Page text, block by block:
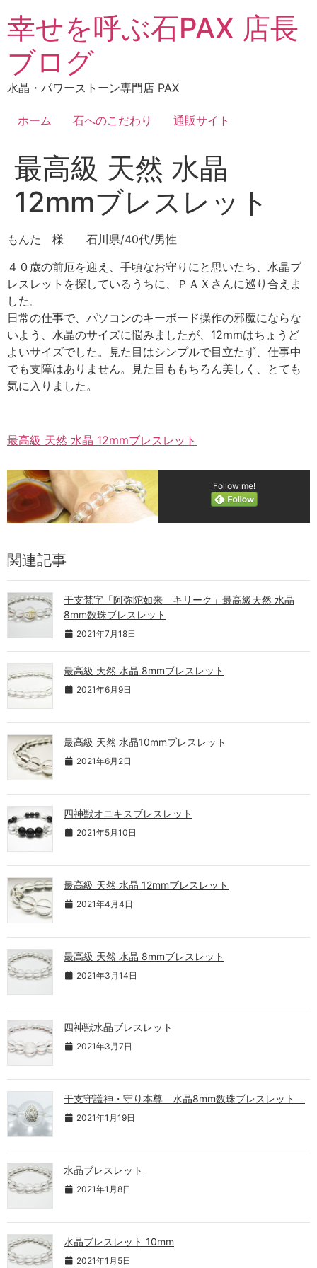
ン
ン
に
幸せを呼ぶ石PAX 店長
ブログ
水晶・パワーストーン専門店 PAX
ホーム 石へのこだわり 通販サイト
最高級 天然 水晶
12mmブレスレット
もんた 様 石川県/40代/男性
４０歳の前厄を迎え、手頃なお守りにと思いたち、水晶ブ
レスレットを探しているうちに、ＰＡＸさんに巡り合えま
した。
日常の仕事で、パソコンのキーボード操作の邪魔にならな
いよう、水晶のサイズに悩みましたが、12mmはちょうど
よいサイズでした。見た目はシンプルで目立たず、仕事中
でも支障はありません。見た目ももちろん美しく、とても
気に入りました。
最高級 天然 水晶 12mmブレスレット
Follow me!
関連記事
干支梵字「阿弥陀如来 キリーク」最高級天然 水晶
8mm数珠ブレスレット
2021年7月18日
最高級 天然 水晶 8mmブレスレット
2021年6月9日
最高級 天然 水晶10mmブレスレット
2021年6月2日
四神獣オニキスブレスレット
2021年5月10日
最高級 天然 水晶 12mmブレスレット
2021年4月4日
最高級 天然 水晶 8mmブレスレット
2021年3月14日
四神獣水晶ブレスレット
2021年3月7日
干支守護神・守り本尊 水晶8mm数珠ブレスレット
2021年1月19日
水晶ブレスレット
2021年1月8日
水晶ブレスレット 10mm
2021年1月5日